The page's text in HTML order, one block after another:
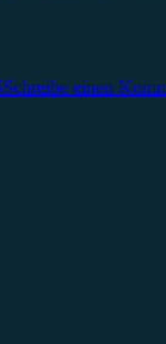
Schreibe einen